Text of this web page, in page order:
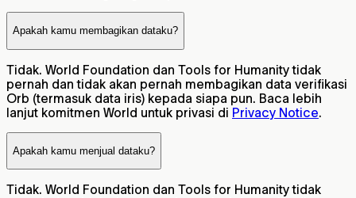
Apakah kamu membagikan dataku?
Tidak. World Foundation dan Tools for Humanity tidak
pernah dan tidak akan pernah membagikan data verifikasi
Orb (termasuk data iris) kepada siapa pun. Baca lebih
lanjut komitmen World untuk privasi di Privacy Notice.
Apakah kamu menjual dataku?
Tidak. World Foundation dan Tools for Humanity tidak